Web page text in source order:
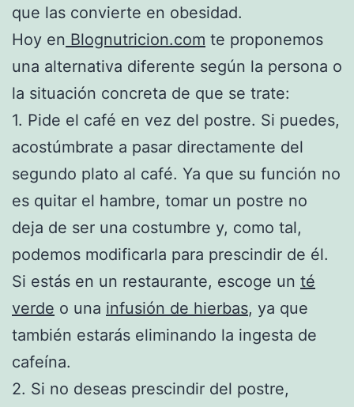
que las convierte en obesidad.
Hoy en Blognutricion.com te proponemos
una alternativa diferente según la persona o
la situación concreta de que se trate:
1. Pide el café en vez del postre. Si puedes,
acostúmbrate a pasar directamente del
segundo plato al café. Ya que su función no
es quitar el hambre, tomar un postre no
deja de ser una costumbre y, como tal,
podemos modificarla para prescindir de él.
Si estás en un restaurante, escoge un té
verde o una infusión de hierbas, ya que
también estarás eliminando la ingesta de
cafeína.
2. Si no deseas prescindir del postre,